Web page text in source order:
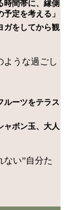
時間帯に、縁側
定を考える」
ガをしてから観
ような過ごし
ルーツをテラス
ャボン玉、大人
い”自分た